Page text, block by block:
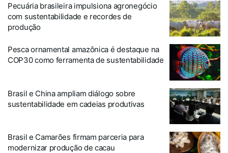
Pecuária brasileira impulsiona agronegócio
com sustentabilidade e recordes de
produção
Pesca ornamental amazônica é destaque na
COP30 como ferramenta de sustentabilidade
Brasil e China ampliam diálogo sobre
sustentabilidade em cadeias produtivas
Brasil e Camarões firmam parceria para
modernizar produção de cacau